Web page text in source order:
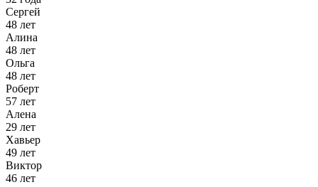
Сергей
48 лет
Алина
48 лет
Ольга
48 лет
Роберт
57 лет
Алена
29 лет
Хавьер
49 лет
Виктор
46 лет